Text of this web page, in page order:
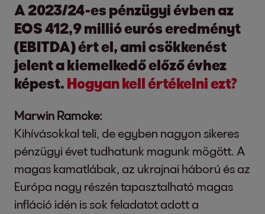
A 2023/24-es pénzügyi évben az
EOS 412,9 millió eurós eredményt
(EBITDA) ért el, ami csökkenést
jelent a kiemelkedő előző évhez
képest. Hogyan kell értékelni ezt?
Marwin Ramcke:
Kihívásokkal teli, de egyben nagyon sikeres
pénzügyi évet tudhatunk magunk mögött. A
magas kamatlábak, az ukrajnai háború és az
Európa nagy részén tapasztalható magas
infláció idén is sok feladatot adott a